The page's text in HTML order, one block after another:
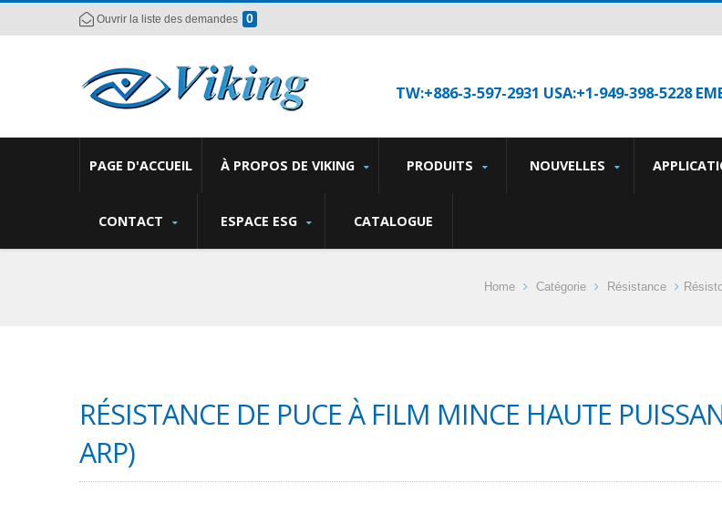
Ouvrir la liste des demandes 0
TW:+886-3-597-2931 USA:+1-949-398-5228
PAGE D'ACCUEIL À PROPOS DE VIKING PRODUITS NOUVELLES
CONTACT ESPACE ESG CATALOGUE
Home Catégorie Résistance
RÉSISTANCE DE PUCE À FILM MINCE HAUTE
ARP)